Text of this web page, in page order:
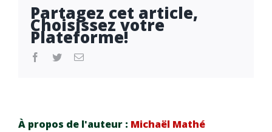
Partagez cet article,
Choisissez votre
Plateforme!
facebook
twitterEmail
À propos de l'auteur : Michaël Mathé